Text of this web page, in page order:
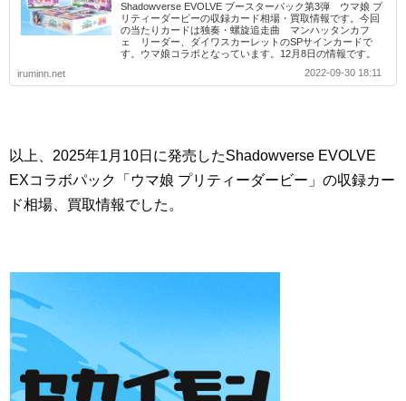
Shadowverse EVOLVE ブースターパック第3弾 ウマ娘 プ
リティーダービーの収録カード相場・買取情報です。今回
の当たりカードは独奏・螺旋追走曲 マンハッタンカフ
ェ リーダー、ダイワスカーレットのSPサインカードで
す。ウマ娘コラボとなっています。12月8日の情報です。
iruminn.net
2022-09-30 18:11
以上、2025年1月10日に発売したShadowverse EVOLVE
EXコラボパック「ウマ娘 プリティーダービー」の収録カー
ド相場、買取情報でした。